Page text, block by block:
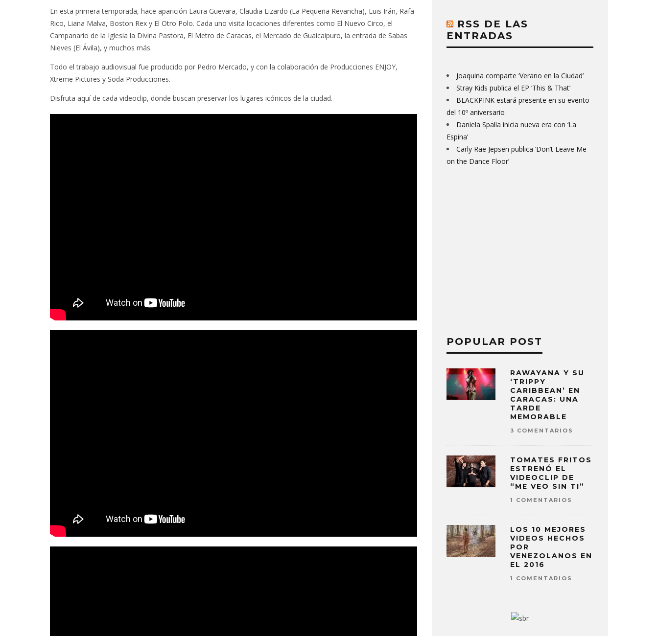
En esta primera temporada, hace aparición Laura Guevara, Claudia Lizardo (La Pequeña Revancha), Luis Irán, Rafa
Rico, Liana Malva, Boston Rex y El Otro Polo. Cada uno visita locaciones diferentes como El Nuevo Circo, el
Campanario de la Iglesia la Divina Pastora, El Metro de Caracas, el Mercado de Guaicaipuro, la entrada de Sabas
Nieves (El Ávila), y muchos más.
Todo el trabajo audiovisual fue producido por Pedro Mercado, y con la colaboración de Producciones ENJOY,
Xtreme Pictures y Soda Producciones.
Disfruta aquí de cada videoclip, donde buscan preservar los lugares icónicos de la ciudad.
RSS DE LAS
ENTRADAS
Joaquina comparte ‘Verano en la Ciudad’
Stray Kids publica el EP ‘This & That’
BLACKPINK estará presente en su evento
del 10º aniversario
Daniela Spalla inicia nueva era con ‘La
Espina’
Carly Rae Jepsen publica ‘Don’t Leave Me
on the Dance Floor’
POPULAR POST
RAWAYANA Y SU
‘TRIPPY
CARIBBEAN’ EN
CARACAS: UNA
TARDE
MEMORABLE
3 COMENTARIOS
TOMATES FRITOS
ESTRENÓ EL
VIDEOCLIP DE
“ME VEO SIN TI”
1 COMENTARIOS
LOS 10 MEJORES
VIDEOS HECHOS
POR
VENEZOLANOS EN
EL 2016
1 COMENTARIOS